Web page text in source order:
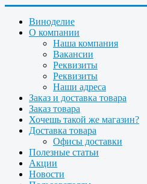
Виноделие
О компании
Наша компания
Вакансии
Реквизиты
Реквизиты
Наши адреса
Заказ и доставка товара
Заказ товара
Хочешь такой же магазин?
Доставка товара
Офисы доставки
Полезные статьи
Акции
Новости